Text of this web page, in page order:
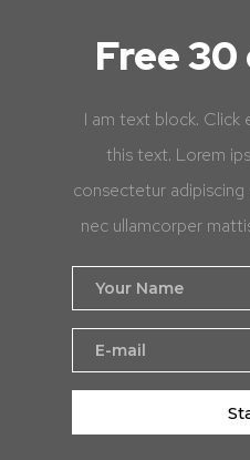
Free
I am text block.
this text. Lorem
consectetur
nec ullamcorper